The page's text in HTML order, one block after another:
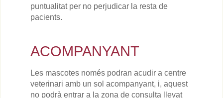
puntualitat per no perjudicar la resta de
pacients.
ACOMPANYANT
Les mascotes només podran acudir a centre
veterinari amb un sol acompanyant, i, aquest
no podrà entrar a la zona de consulta llevat